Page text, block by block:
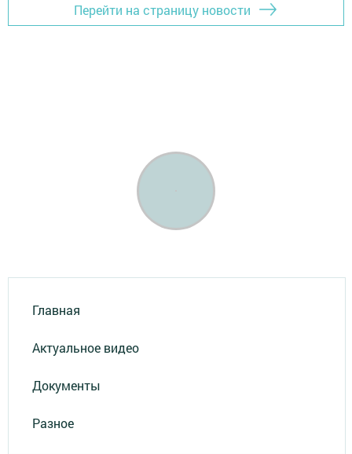
Перейти на страницу новости
Главная
Актуальное видео
Документы
Разное